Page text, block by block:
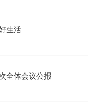
生活
全体会议公报